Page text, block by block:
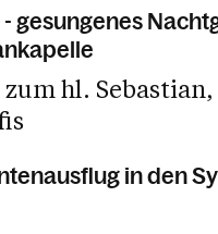
gesungenes
hl. Sebastian
in den